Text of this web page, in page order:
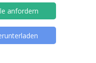
anfordern